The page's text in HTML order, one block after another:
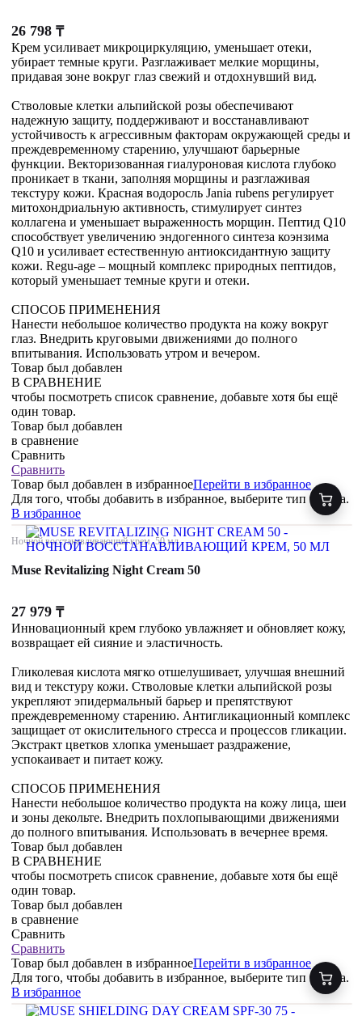
26 798 ₸
Крем усиливает микроциркуляцию, уменьшает отеки,
убирает темные круги. Разглаживает мелкие морщины,
придавая зоне вокруг глаз свежий и отдохнувший вид.
Стволовые клетки альпийской розы обеспечивают
надежную защиту, поддерживают и восстанавливают
устойчивость к агрессивным факторам окружающей среды и
преждевременному старению, улучшают барьерные
функции. Векторизованная гиалуроновая кислота глубоко
проникает в ткани, заполняя морщины и разглаживая
текстуру кожи. Красная водоросль Jania rubens регулирует
митохондриальную активность, стимулирует синтез
коллагена и уменьшает выраженность морщин. Пептид Q10
способствует увеличению эндогенного синтеза коэнзима
Q10 и усиливает естественную антиоксидантную защиту
кожи. Regu-age – мощный комплекс природных пептидов,
который уменьшает темные круги и отеки.
СПОСОБ ПРИМЕНЕНИЯ
Нанести небольшое количество продукта на кожу вокруг
глаз. Внедрить круговыми движениями до полного
впитывания. Использовать утром и вечером.
Товар был добавлен
В СРАВНЕНИЕ
чтобы посмотреть список сравнение, добавьте хотя бы ещё
один товар.
Товар был добавлен
в сравнение
Сравнить
Сравнить
Товар был добавлен в избранноеПерейти в избранное
Для того, чтобы добавить в избранное, выберите тип товара.
В избранное
Ночной восстанавливающий крем, 50 мл
Muse Revitalizing Night Cream 50
27 979 ₸
Инновационный крем глубоко увлажняет и обновляет кожу,
возвращает ей сияние и эластичность.
Гликолевая кислота мягко отшелушивает, улучшая внешний
вид и текстуру кожи. Стволовые клетки альпийской розы
укрепляют эпидермальный барьер и препятствуют
преждевременному старению. Антигликационный комплекс
защищает от окислительного стресса и процессов гликации.
Экстракт цветков хлопка уменьшает раздражение,
успокаивает и питает кожу.
СПОСОБ ПРИМЕНЕНИЯ
Нанести небольшое количество продукта на кожу лица, шеи
и зоны декольте. Внедрить похлопывающими движениями
до полного впитывания. Использовать в вечернее время.
Товар был добавлен
В СРАВНЕНИЕ
чтобы посмотреть список сравнение, добавьте хотя бы ещё
один товар.
Товар был добавлен
в сравнение
Сравнить
Сравнить
Товар был добавлен в избранноеПерейти в избранное
Для того, чтобы добавить в избранное, выберите тип товара.
В избранное